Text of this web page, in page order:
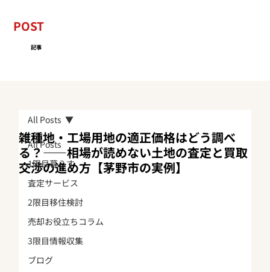
POST
記事
All Posts
1限目暮らす
査定サービス
2限目移住検討
売却お役立ちコラム
3限目情報収集
ブログ
All Posts
雑種地・工場用地の適正価格はどう調べ
る？——相場が読めない土地の査定と買取
交渉の進め方【茅野市の実例】